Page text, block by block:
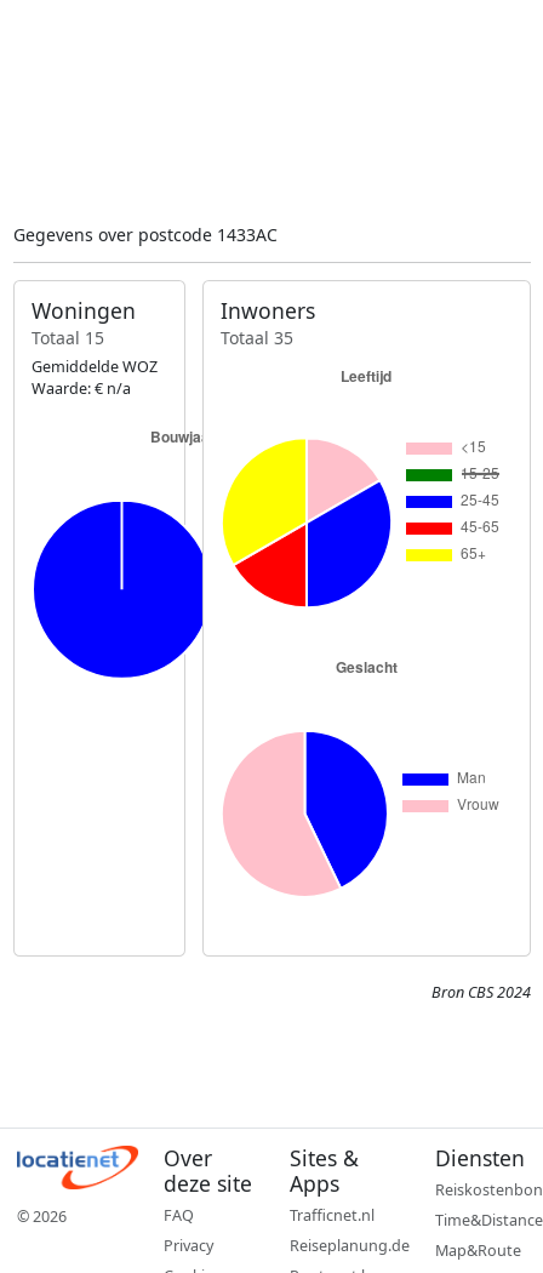
Gegevens over postcode 1433AC
Woningen
Totaal 15
Gemiddelde WOZ
Waarde: € n/a
Inwoners
Totaal 35
Bron CBS 2024
© 2026
Over
deze site
FAQ
Privacy
Sites &
Apps
Trafficnet.nl
Reiseplanung.de
Diensten
Reiskostenbon
Time&Distance
Map&Route